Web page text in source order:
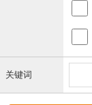
关键词